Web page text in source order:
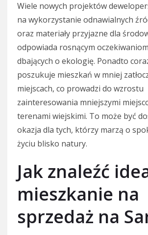
Wiele nowych projektów
na wykorzystanie odnawialnych
oraz materiały przyjazne dla
odpowiada rosnącym
dbających o ekologię. Ponadto
poszukuje mieszkań w mniej
miejscach, co prowadzi do wzrostu
zainteresowania mniejszymi
terenami wiejskimi. To może być
okazja dla tych, którzy marzą o
życiu blisko natury.
Jak znaleźć
mieszkanie na
sprzedaż na